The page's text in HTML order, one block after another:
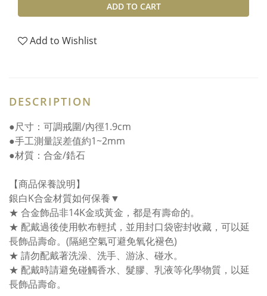
ADD TO CART
Add to Wishlist
DESCRIPTION
●尺寸：可調戒圍/內徑1.9cm
●手工測量誤差值約1~2mm
●材質：合金/鋯石
【商品保養說明】
銀白K合金材質如何保養▼
★ 合金飾品非14K金或黃金，都是有壽命的。
★ 配戴過後使用軟布輕拭，並用封口袋密封收藏，可以延
長飾品壽命。(隔絕空氣可避免氧化褪色)
★ 請勿配戴著洗澡、洗手、游泳、碰水。
★ 配戴時請避免碰觸香水、髮膠、乳液等化學物質，以延
長飾品壽命。